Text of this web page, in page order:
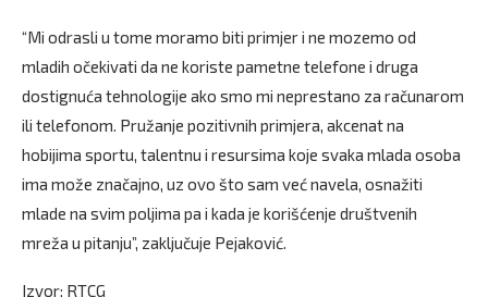
“Mi odrasli u tome moramo biti primjer i ne mozemo od
mladih očekivati da ne koriste pametne telefone i druga
dostignuća tehnologije ako smo mi neprestano za računarom
ili telefonom. Pružanje pozitivnih primjera, akcenat na
hobijima sportu, talentnu i resursima koje svaka mlada osoba
ima može značajno, uz ovo što sam već navela, osnažiti
mlade na svim poljima pa i kada je korišćenje društvenih
mreža u pitanju”, zaključuje Pejaković.
Izvor: RTCG